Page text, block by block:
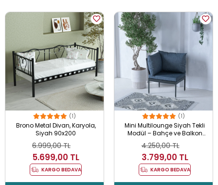
(1)
Brono Metal Divan, Karyola,
Siyah 90x200
6.999,00 TL
5.699,00 TL
KARGO BEDAVA
(1)
Mini Multilounge Siyah Tekli
Modül – Bahçe ve Balkon
Koltuğu
4.250,00 TL
3.799,00 TL
KARGO BEDAVA